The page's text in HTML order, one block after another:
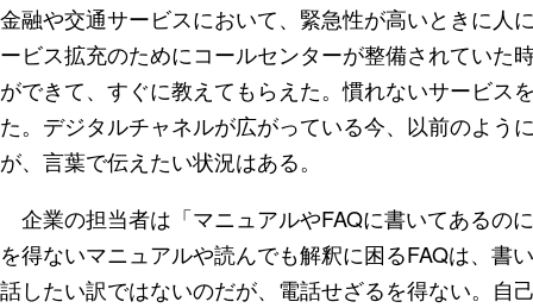
金融や交通サービスにおいて、緊急性が高いときに人
ービス拡充のためにコールセンターが整備されていた
ができて、すぐに教えてもらえた。慣れないサービス
た。デジタルチャネルが広がっている今、以前のよう
が、言葉で伝えたい状況はある。
企業の担当者は「マニュアルやFAQに書いてあるの
を得ないマニュアルや読んでも解釈に困るFAQは、書
話したい訳ではないのだが、電話せざるを得ない。自